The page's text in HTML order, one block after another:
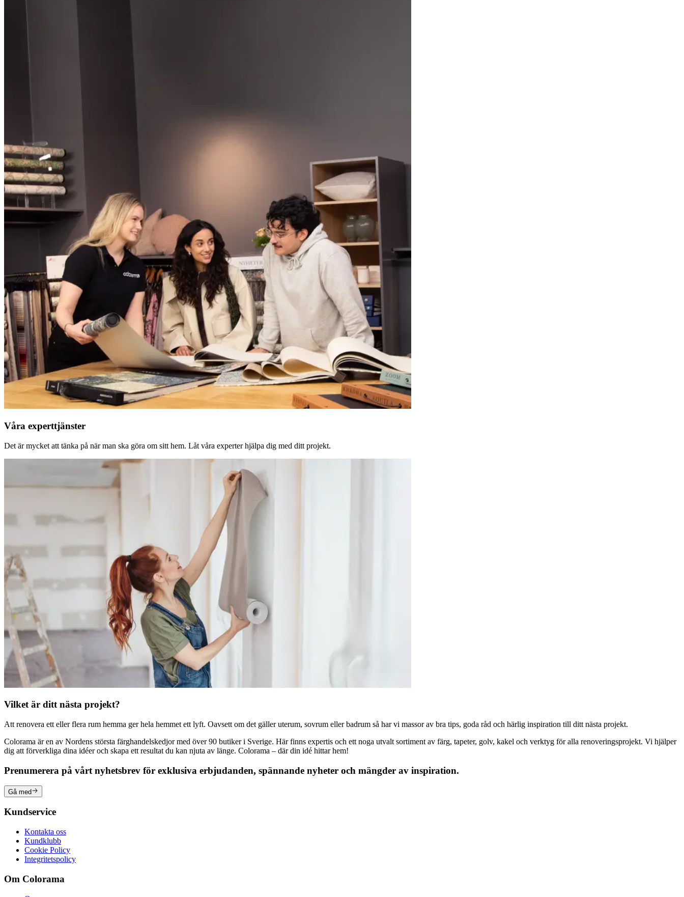
Våra experttjänster
Det är mycket att tänka på när man ska göra om sitt hem. Låt våra experter hjälpa dig med ditt projekt.
Vilket är ditt nästa projekt?
Att renovera ett eller flera rum hemma ger hela hemmet ett lyft. Oavsett om det gäller uterum, sovrum eller badrum så har vi massor av bra tips, goda råd och härlig inspiration till ditt nästa projekt.
Colorama är en av Nordens största färghandelskedjor med över 90 butiker i Sverige. Här finns expertis och ett noga utvalt sortiment av färg, tapeter, golv, kakel och verktyg för alla renoveringsprojekt. Vi hjälper
dig att förverkliga dina idéer och skapa ett resultat du kan njuta av länge. Colorama – där din idé hittar hem!
Prenumerera på vårt nyhetsbrev för exklusiva erbjudanden, spännande nyheter och mängder av inspiration.
Gå med
Kundservice
Kontakta oss
Kundklubb
Cookie Policy
Integritetspolicy
Om Colorama